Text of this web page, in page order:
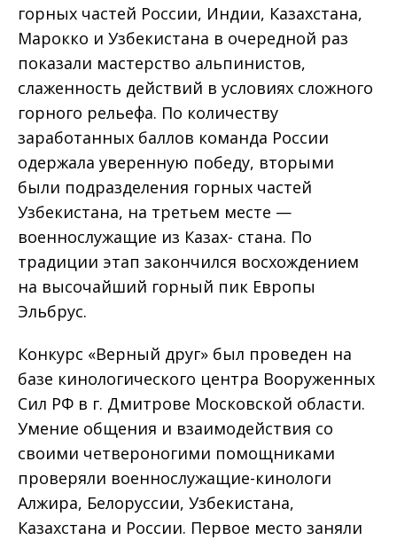
горных частей России, Индии, Казахстана,
Марокко и Узбекистана в очередной раз
показали мастерство альпинистов,
слаженность действий в условиях сложного
горного рельефа. По количеству
заработанных баллов команда России
одержала уверенную победу, вторыми
были подразделения горных частей
Узбекистана, на третьем месте —
военнослужащие из Казах- стана. По
традиции этап закончился восхождением
на высочайший горный пик Европы
Эльбрус.
Конкурс «Верный друг» был проведен на
базе кинологического центра Вооруженных
Сил РФ в г. Дмитрове Московской области.
Умение общения и взаимодействия со
своими четвероногими помощниками
проверяли военнослужащие-кинологи
Алжира, Белоруссии, Узбекистана,
Казахстана и России. Первое место заняли